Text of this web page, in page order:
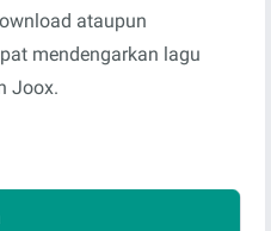
ataupun
mendengarkan lagu
Joox.